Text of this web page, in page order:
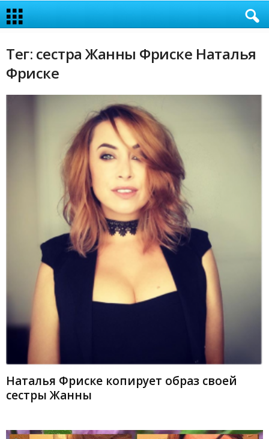
Тег: сестра Жанны Фриске Наталья
Фриске
Наталья Фриске копирует образ своей
сестры Жанны